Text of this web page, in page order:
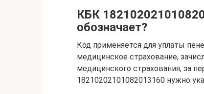
КБК
обозначает?
Код применяется для уплаты
медицинское страхование,
медицинского страхования, за
18210202101082013160 нужно